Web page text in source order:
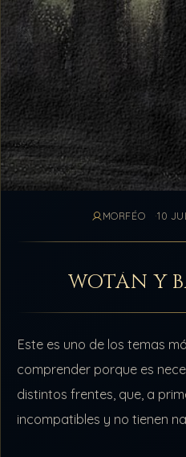
MORFÉO 10
WOTÁN Y
Este es uno de los temas
comprender porque es
distintos frentes, que, a
incompatibles y no tienen